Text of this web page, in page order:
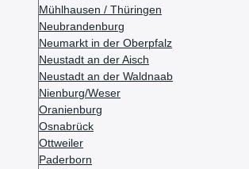
Mühlhausen / Thüringen
Neubrandenburg
Neumarkt in der Oberpfalz
Neustadt an der Aisch
Neustadt an der Waldnaab
Nienburg/Weser
Oranienburg
Osnabrück
Ottweiler
Paderborn